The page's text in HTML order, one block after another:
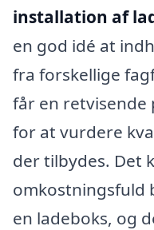
installation af
en god idé at
fra forskellige
får en retvisende
for at vurdere
der tilbydes. Det
omkostningsfuld
en ladeboks, og